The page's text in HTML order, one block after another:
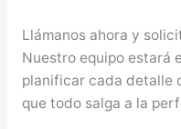
Llámanos ahora y
Nuestro equipo estará
planificar cada detalle
que todo salga a la